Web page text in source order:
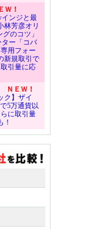
Ｗ！
インジと最
林芳彦オリ
のコツ」
ター「コバ
用フォー
新規取引で
引量に応
ＮＥＷ！
ク】ザイ
5万通貨以
に取引量
！